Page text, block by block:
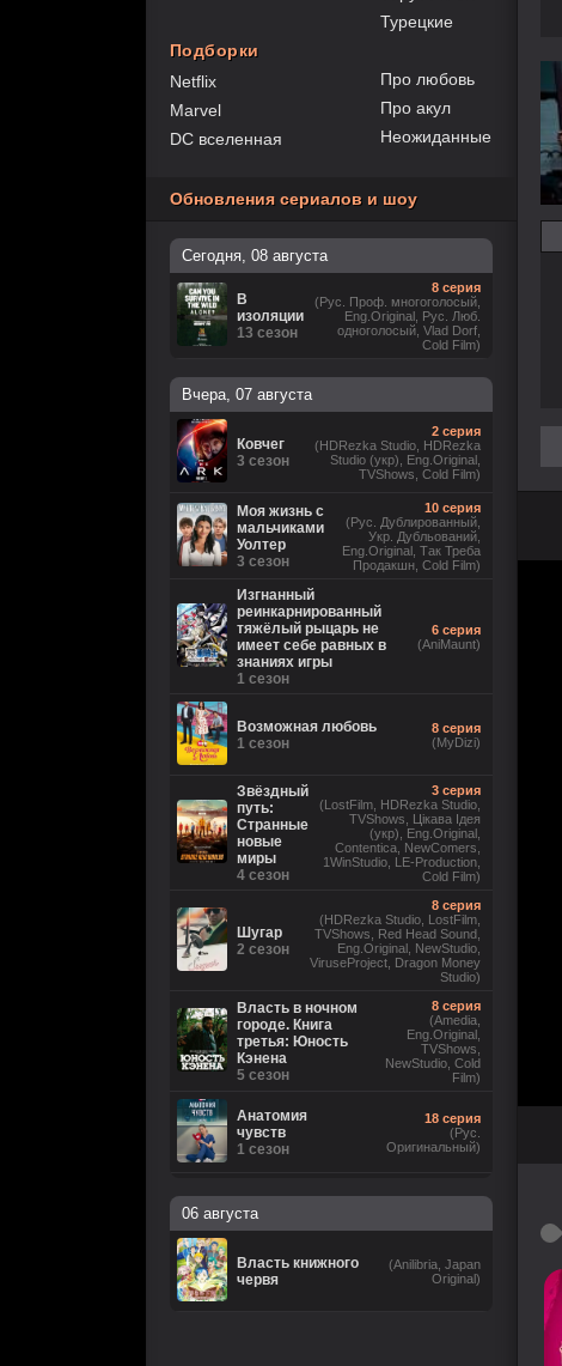
Подборки
Netflix
Marvel
DC вселенная
Турецкие
Про любовь
Про акул
Неожиданные
Обновления сериалов и шоу
Сегодня, 08 августа
В
изоляции
13 сезон
8 серия
(Рус. Проф. многоголосый,
Eng.Original, Рус. Люб.
одноголосый, Vlad Dorf,
Cold Film)
Вчера, 07 августа
Ковчег
3 сезон
2 серия
(HDRezka Studio, HDRezka
Studio (укр), Eng.Original,
TVShows, Cold Film)
Моя жизнь с
мальчиками
Уолтер
3 сезон
10 серия
(Рус. Дублированный,
Укр. Дубльований,
Eng.Original, Так Треба
Продакшн, Cold Film)
Изгнанный
реинкарнированный
тяжёлый рыцарь не
имеет себе равных в
знаниях игры
1 сезон
6 серия
(AniMaunt)
Возможная любовь
1 сезон
8 серия
(MyDizi)
Звёздный
путь:
Странные
новые
миры
4 сезон
3 серия
(LostFilm, HDRezka Studio,
TVShows, Цікава Ідея
(укр), Eng.Original,
Contentica, NewComers,
1WinStudio, LE-Production,
Cold Film)
Шугар
2 сезон
8 серия
(HDRezka Studio, LostFilm,
TVShows, Red Head Sound,
Eng.Original, NewStudio,
ViruseProject, Dragon Money
Studio)
Власть в ночном
городе. Книга
третья: Юность
Кэнена
5 сезон
8 серия
(Amedia,
Eng.Original,
TVShows,
NewStudio, Cold
Film)
Анатомия
чувств
1 сезон
18 серия
(Рус.
Оригинальный)
3 сезон
DniproFilm (укр), TVShows,
1WinStudio, LE-Production, М.
Яроцкий, Cold Film, rus0, rus1,
rus2, rus3, rus4, rus5, rus6,
06 августа
Власть книжного
червя
(Anilibria, Japan
Original)